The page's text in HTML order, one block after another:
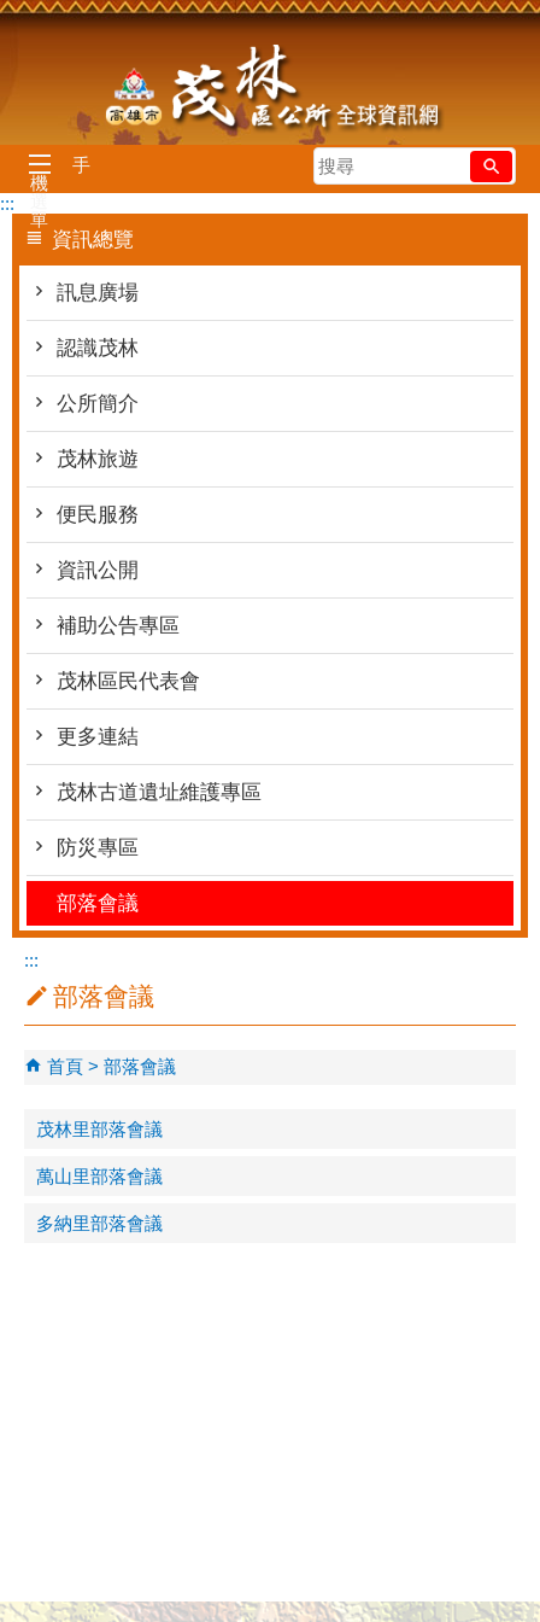
跳到主要內容區塊
搜
尋
手
機
單
:::
資訊總覽
訊息廣場
認識茂林
公所簡介
茂林旅遊
便民服務
資訊公開
補助公告專區
茂林區民代表會
更多連結
茂林古道遺址維護專區
防災專區
部落會議
:::
部落會議
首頁 部落會議
茂林里部落會議
萬山里部落會議
多納里部落會議